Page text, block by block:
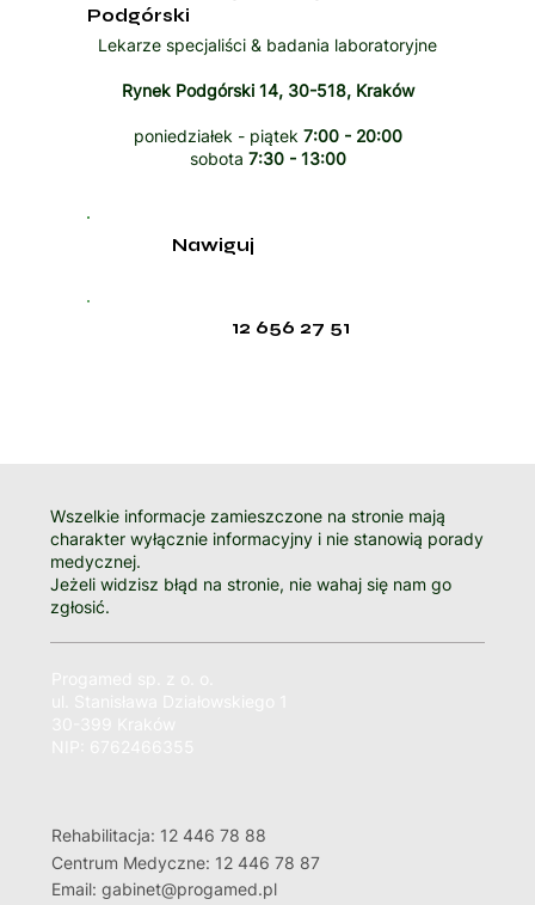
Podgórski
Lekarze specjaliści & badania laboratoryjne
Rynek Podgórski 14, 30-518, Kraków
poniedziałek - piątek 7:00 - 20:00
sobota 7:30 - 13:00
12 656 27 51
Nawiguj
Wszelkie informacje zamieszczone na stronie mają
charakter wyłącznie informacyjny i nie stanowią porady
medycznej.
Jeżeli widzisz błąd na stronie, nie wahaj się nam go
zgłosić.
Rehabilitacja: 12 446 78 88
Centrum Medyczne: 12 446 78 87
Email: gabinet@progamed.pl